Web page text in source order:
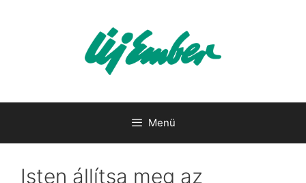
Menü
Isten állítsa meg az